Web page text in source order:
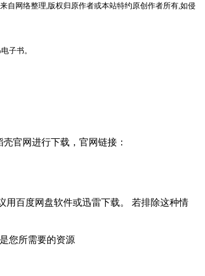
自网络整理,版权归原作者或本站特约原创作者所有,如侵
子书。
官网进行下载，官网链接：
用百度网盘软件或迅雷下载。 若排除这种情
您所需要的资源